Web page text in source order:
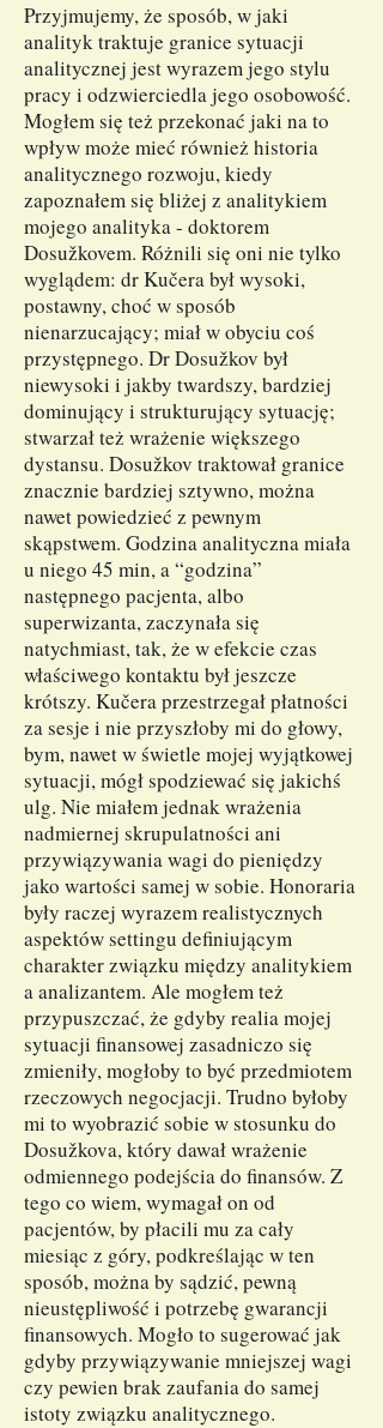
Przyjmujemy, że sposób, w jaki
analityk traktuje granice sytuacji
analitycznej jest wyrazem jego stylu
pracy i odzwierciedla jego osobowość.
Mogłem się też przekonać jaki na to
wpływ może mieć również historia
analitycznego rozwoju, kiedy
zapoznałem się bliżej z analitykiem
mojego analityka - doktorem
Dosužkovem. Różnili się oni nie tylko
wyglądem: dr Kučera był wysoki,
postawny, choć w sposób
nienarzucający; miał w obyciu coś
przystępnego. Dr Dosužkov był
niewysoki i jakby twardszy, bardziej
dominujący i strukturujący sytuację;
stwarzał też wrażenie większego
dystansu. Dosužkov traktował granice
znacznie bardziej sztywno, można
nawet powiedzieć z pewnym
skąpstwem. Godzina analityczna miała
u niego 45 min, a “godzina”
następnego pacjenta, albo
superwizanta, zaczynała się
natychmiast, tak, że w efekcie czas
właściwego kontaktu był jeszcze
krótszy. Kučera przestrzegał płatności
za sesje i nie przyszłoby mi do głowy,
bym, nawet w świetle mojej wyjątkowej
sytuacji, mógł spodziewać się jakichś
ulg. Nie miałem jednak wrażenia
nadmiernej skrupulatności ani
przywiązywania wagi do pieniędzy
jako wartości samej w sobie. Honoraria
były raczej wyrazem realistycznych
aspektów settingu definiującym
charakter związku między analitykiem
a analizantem. Ale mogłem też
przypuszczać, że gdyby realia mojej
sytuacji finansowej zasadniczo się
zmieniły, mogłoby to być przedmiotem
rzeczowych negocjacji. Trudno byłoby
mi to wyobrazić sobie w stosunku do
Dosužkova, który dawał wrażenie
odmiennego podejścia do finansów. Z
tego co wiem, wymagał on od
pacjentów, by płacili mu za cały
miesiąc z góry, podkreślając w ten
sposób, można by sądzić, pewną
nieustępliwość i potrzebę gwarancji
finansowych. Mogło to sugerować jak
gdyby przywiązywanie mniejszej wagi
czy pewien brak zaufania do samej
istoty związku analitycznego.